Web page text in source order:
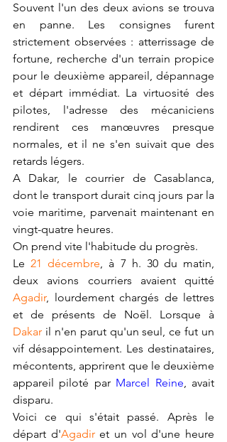
Souvent l'un des deux avions se trouva
en panne. Les consignes furent
strictement observées : atterrissage de
fortune, recherche d'un terrain propice
pour le deuxième appareil, dépannage
et départ immédiat. La virtuosité des
pilotes, l'adresse des mécaniciens
rendirent ces manœuvres presque
normales, et il ne s'en suivait que des
retards légers.
A Dakar, le courrier de Casablanca,
dont le transport durait cinq jours par la
voie maritime, parvenait maintenant en
vingt-quatre heures.
On prend vite l'habitude du progrès.
Le 21 décembre, à 7 h. 30 du matin,
Agadir, lourdement chargés de lettres
Dakar il n'en parut qu'un seul, ce fut un
vif désappointement. Les destinataires,
mécontents, apprirent que le deuxième
appareil piloté par Marcel Reine, avait
disparu.
Voici ce qui s'était passé. Après le
départ d'Agadir et un vol d'une heure